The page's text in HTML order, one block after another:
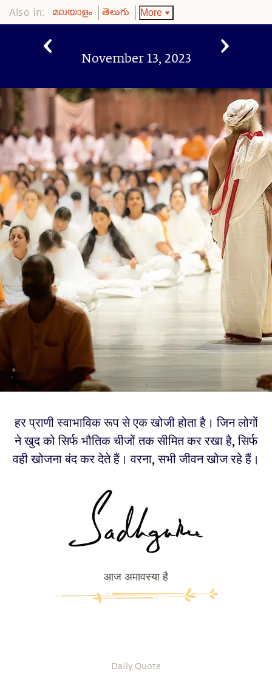
Also in: മലയാളം తెలుగు More
November 13, 2023
हर प्राणी स्वाभाविक रूप से एक खोजी होता है। जिन लोगों
ने खुद को सिर्फ भौतिक चीजों तक सीमित कर रखा है, सिर्फ
वही खोजना बंद कर देते हैं। वरना, सभी जीवन खोज रहे हैं।
आज अमावस्या है
Daily Quote